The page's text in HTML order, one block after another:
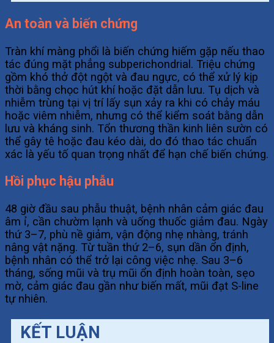
An toàn và biến chứng
Tràn khí màng phổi là biến chứng hiếm gặp nếu thao
tác đúng mặt phẳng subperichondrial. Triệu chứng
gồm khó thở đột ngột và đau ngực, có thể xử lý kịp
thời bằng chọc hút khí hoặc đặt dẫn lưu. Tụ dịch và
nhiễm trùng tại vị trí lấy sụn xảy ra khi có chảy máu
hoặc viêm nhiễm, nhưng có thể kiểm soát bằng dẫn
lưu và kháng sinh. Tổn thương thần kinh liên sườn có
thể gây tê hoặc đau kéo dài, do đó thao tác chuẩn
xác là yếu tố quan trọng nhất để hạn chế biến chứng.
Hồi phục hậu phẫu
48 giờ đầu sau phẫu thuật, bệnh nhân cảm giác đau
âm ỉ, cần chườm lạnh và uống thuốc giảm đau. Ngày
thứ 3–7, phù nề giảm, vận động nhẹ nhàng, tránh
nâng vật nặng. Từ tuần thứ 2–6, sụn dần ổn định,
bệnh nhân có thể trở lại công việc nhẹ. Sau 3–6
tháng, sống mũi và trụ mũi ổn định hoàn toàn, sẹo
mờ, cảm giác đau gần như biến mất, mũi đạt S-line
tự nhiên.
KẾT LUẬN